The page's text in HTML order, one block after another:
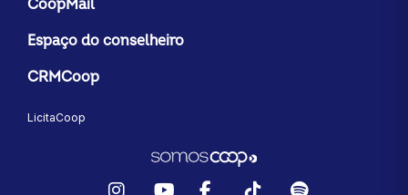
CoopMail
Espaço do conselheiro
CRMCoop
LicitaCoop